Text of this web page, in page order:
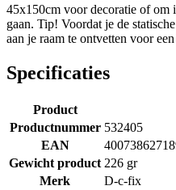
45x150cm voor decoratie of om
gaan. Tip! Voordat je de
aan je raam te ontvetten voor
Specificaties
Product
Productnummer 532405
EAN
Gewicht product 226 gr
Merk
D-c-fix